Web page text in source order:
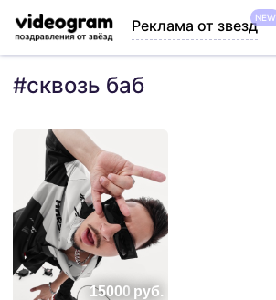
Реклама от звездNEW
#сквозь баб
15000 руб.